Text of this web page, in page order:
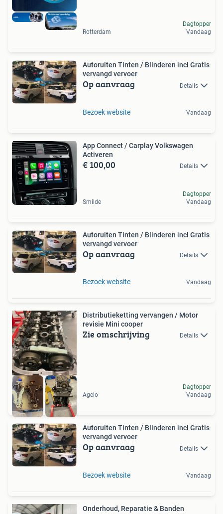
Rotterdam
Dagtopper
Vandaag
Autoruiten Tinten / Blinderen incl Gratis
vervangd vervoer
Op aanvraag Details
Bezoek website Vandaag
App Connect / Carplay Volkswagen
Activeren
€ 100,00 Details
Smilde
Dagtopper
Vandaag
Autoruiten Tinten / Blinderen incl Gratis
vervangd vervoer
Op aanvraag Details
Bezoek website Vandaag
Distributieketting vervangen / Motor
revisie Mini cooper
Zie omschrijving Details
Agelo
Dagtopper
Vandaag
Autoruiten Tinten / Blinderen incl Gratis
vervangd vervoer
Op aanvraag Details
Bezoek website Vandaag
Onderhoud, Reparatie & Banden